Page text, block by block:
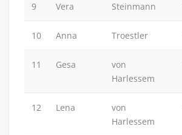
9 Vera Steinmann
10 Anna Troestler
11 Gesa
von
Harlessem
12 Lena
von
Harlessem